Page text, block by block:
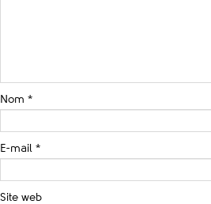
Nom *
E-mail *
Site web